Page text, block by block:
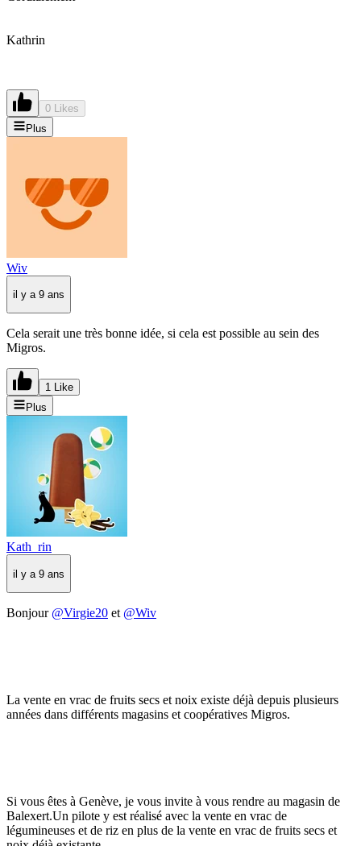
Kathrin
0 Likes
Plus
Wiv
il y a 9 ans
Cela serait une très bonne idée, si cela est possible au sein des
Migros.
1 Like
Plus
Kath_rin
il y a 9 ans
Bonjour @Virgie20 et @Wiv
La vente en vrac de fruits secs et noix existe déjà depuis plusieurs
années dans différents magasins et coopératives Migros.
Si vous êtes à Genève, je vous invite à vous rendre au magasin de
Balexert.Un pilote y est réalisé avec la vente en vrac de
légumineuses et de riz en plus de la vente en vrac de fruits secs et